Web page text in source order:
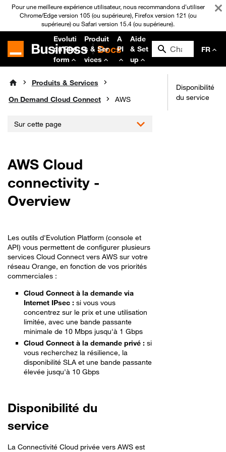
Pour une meilleure expérience utilisateur, nous recommandons d'utiliser
Chrome/Edge version 105 (ou supérieure), Firefox version 121 (ou
supérieure) ou Safari version 15.4 (ou supérieure).
Evoluti
on Plat
form
Produit
s & Ser
vices
A
PI
Aide
& Set
up
FR
Produits & Services
On Demand Cloud Connect
AWS
Sur cette page
AWS Cloud
connectivity -
Overview
Les outils d'Evolution Platform (console et
API) vous permettent de configurer plusieurs
services Cloud Connect vers AWS sur votre
réseau Orange, en fonction de vos priorités
commerciales :
Cloud Connect à la demande via
Internet IPsec : si vous vous
concentrez sur le prix et une utilisation
limitée, avec une bande passante
minimale de 10 Mbps jusqu'à 1 Gbps
Cloud Connect à la demande privé : si
vous recherchez la résilience, la
disponibilité SLA et une bande passante
élevée jusqu'à 10 Gbps
Disponibilité du
service
La Connectivité Cloud privée vers AWS est
Disponibilité
du service